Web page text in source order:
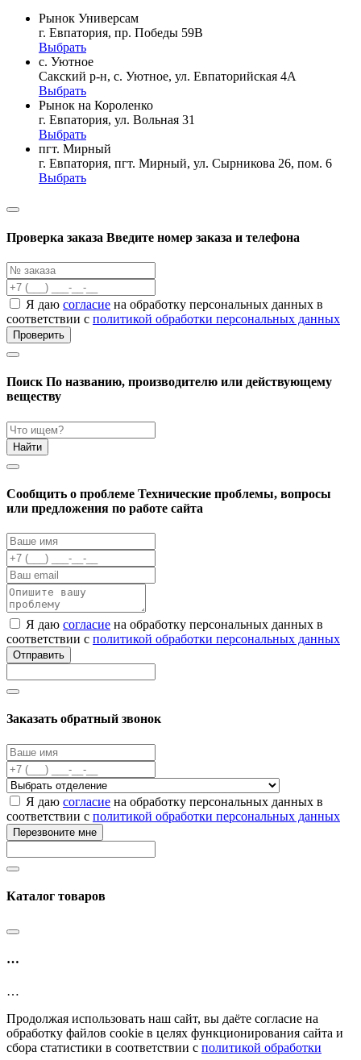
Рынок Универсам
г. Евпатория, пр. Победы 59В
Выбрать
с. Уютное
Сакский р-н, с. Уютное, ул. Евпаторийская 4А
Выбрать
Рынок на Короленко
г. Евпатория, ул. Вольная 31
Выбрать
пгт. Мирный
г. Евпатория, пгт. Мирный, ул. Сырникова 26, пом. 6
Выбрать
Проверка заказа Введите номер заказа и телефона
Я даю согласие на обработку персональных данных в
соответствии с политикой обработки персональных данных
Проверить
Поиск По названию, производителю или действующему
веществу
Найти
Cообщить о проблеме Технические проблемы, вопросы
или предложения по работе сайта
Я даю согласие на обработку персональных данных в
соответствии с политикой обработки персональных данных
Отправить
Заказать обратный звонок
Я даю согласие на обработку персональных данных в
соответствии с политикой обработки персональных данных
Перезвоните мне
Каталог товаров
…
…
Продолжая использовать наш сайт, вы даёте согласие на
обработку файлов cookie в целях функционирования сайта и
сбора статистики в соответствии с политикой обработки